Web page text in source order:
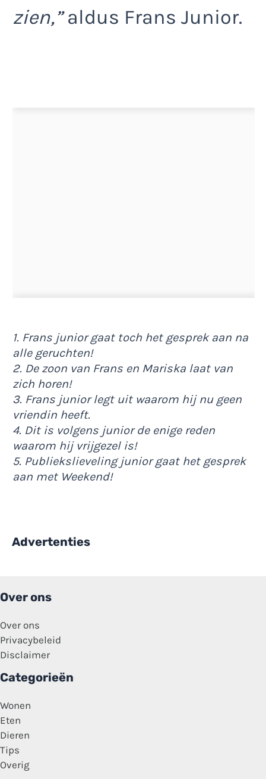
zien,”aldus Frans Junior.
1. Frans junior gaat toch het gesprek aan na
alle geruchten!
2. De zoon van Frans en Mariska laat van
zich horen!
3. Frans junior legt uit waarom hij nu geen
vriendin heeft.
4. Dit is volgens junior de enige reden
waarom hij vrijgezel is!
5. Publiekslieveling junior gaat het gesprek
aan met Weekend!
Advertenties
Over ons
Over ons
Privacybeleid
Disclaimer
Categorieën
Wonen
Eten
Dieren
Tips
Overig